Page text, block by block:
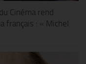
Cinéma rend
français : « Michel